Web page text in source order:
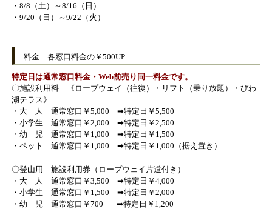
・8/8（土）～8/16（日）
・9/20（日）～9/22（火）
料金 各窓口料金の￥500UP
特定日は通常窓口料金・Web前売り同一料金です。
〇施設利用料 《ロープウェイ（往復）・リフト（乗り放題）・びわ
湖テラス》
・大 人 通常窓口￥5,000 ➡特定日￥5,500
・小学生 通常窓口￥2,000 ➡特定日￥2,500
・幼 児 通常窓口￥1,000 ➡特定日￥1,500
・ペット 通常窓口￥1,000 ➡特定日￥1,000（据え置き）
〇登山用 施設利用券（ロープウェイ片道付き）
・大 人 通常窓口￥3,500 ➡特定日￥4,000
・小学生 通常窓口￥1,500 ➡特定日￥2,000
・幼 児 通常窓口￥700 ➡特定日￥1,200